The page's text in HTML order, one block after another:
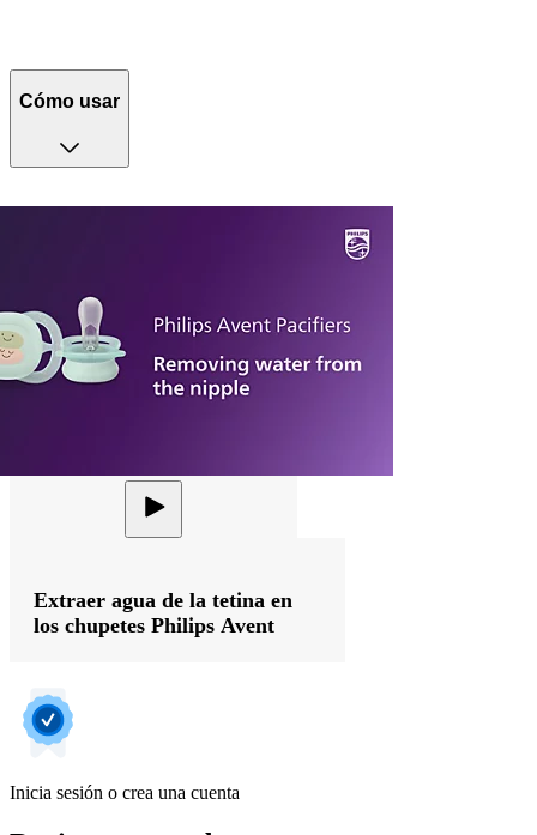
Cómo usar
Extraer agua de la tetina en
los chupetes Philips Avent
Inicia sesión o crea una cuenta